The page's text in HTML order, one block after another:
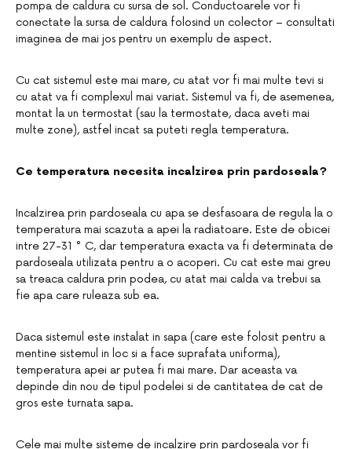
pompa de caldura cu sursa de sol. Conductoarele vor fi
conectate la sursa de caldura folosind un colector – consultati
imaginea de mai jos pentru un exemplu de aspect.
Cu cat sistemul este mai mare, cu atat vor fi mai multe tevi si
cu atat va fi complexul mai variat. Sistemul va fi, de asemenea,
montat la un termostat (sau la termostate, daca aveti mai
multe zone), astfel incat sa puteti regla temperatura.
Ce temperatura necesita incalzirea prin pardoseala?
Incalzirea prin pardoseala cu apa se desfasoara de regula la o
temperatura mai scazuta a apei la radiatoare. Este de obicei
intre 27-31 ° C, dar temperatura exacta va fi determinata de
pardoseala utilizata pentru a o acoperi. Cu cat este mai greu
sa treaca caldura prin podea, cu atat mai calda va trebui sa
fie apa care ruleaza sub ea.
Daca sistemul este instalat in sapa (care este folosit pentru a
mentine sistemul in loc si a face suprafata uniforma),
temperatura apei ar putea fi mai mare. Dar aceasta va
depinde din nou de tipul podelei si de cantitatea de cat de
gros este turnata sapa.
Cele mai multe sisteme de incalzire prin pardoseala vor fi